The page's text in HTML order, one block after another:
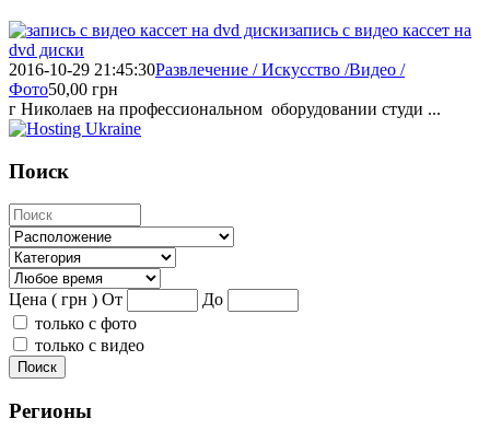
запись с видео кассет на
dvd диски
2016-10-29 21:45:30Развлечение / Искусство /Видео /
Фото50,00 грн
г Николаев на профессиональном оборудовании студи ...
Поиск
Цена ( грн ) От
До
только с фото
только с видео
Поиск
Регионы